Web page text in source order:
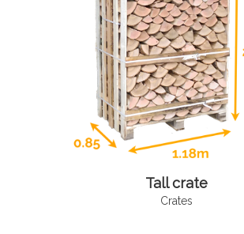
Tall crate
Crates